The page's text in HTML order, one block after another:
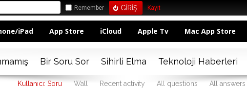
Remember Kayıt
iPad App Store iCloud Apple Tv Mac App Store
Bir Soru Sor Sihirli Elma Teknoloji Haberleri
Kullanıcı: Soru Wall Recent activity All questions All answers